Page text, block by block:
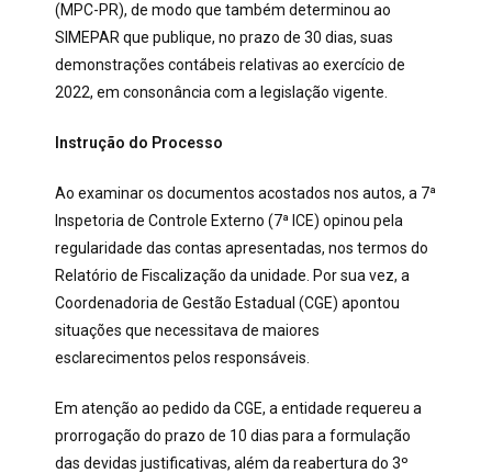
(MPC-PR), de modo que também determinou ao
SIMEPAR que publique, no prazo de 30 dias, suas
demonstrações contábeis relativas ao exercício de
2022, em consonância com a legislação vigente.
Instrução do Processo
Ao examinar os documentos acostados nos autos, a 7ª
Inspetoria de Controle Externo (7ª ICE) opinou pela
regularidade das contas apresentadas, nos termos do
Relatório de Fiscalização da unidade. Por sua vez, a
Coordenadoria de Gestão Estadual (CGE) apontou
situações que necessitava de maiores
esclarecimentos pelos responsáveis.
Em atenção ao pedido da CGE, a entidade requereu a
prorrogação do prazo de 10 dias para a formulação
das devidas justificativas, além da reabertura do 3º